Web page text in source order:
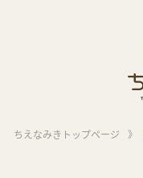
ちえなみきトップページ 》